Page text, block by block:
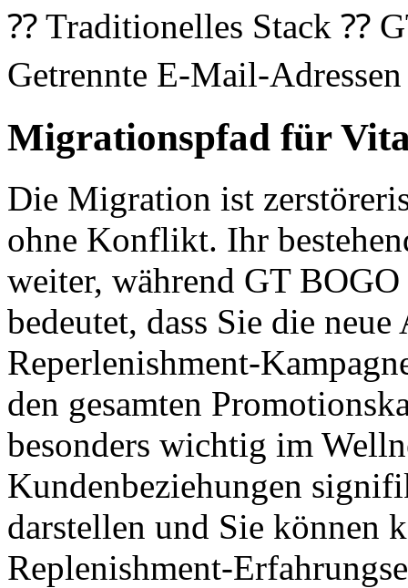
⁇ Traditionelles Stack ⁇
Getrennte E-Mail-
Migrationspfad für
Die Migration ist
ohne Konflikt. Ihr
weiter, während GT
bedeutet, dass Sie die
Reperlenishment-
den gesamten
besonders wichtig im
Kundenbeziehungen
darstellen und Sie können
Replenishment-